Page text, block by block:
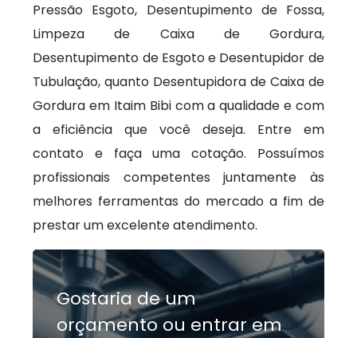
Pressão Esgoto, Desentupimento de Fossa,
Limpeza de Caixa de Gordura,
Desentupimento de Esgoto e Desentupidor de
Tubulação, quanto Desentupidora de Caixa de
Gordura em Itaim Bibi com a qualidade e com
a eficiência que você deseja. Entre em
contato e faça uma cotação. Possuímos
profissionais competentes juntamente às
melhores ferramentas do mercado a fim de
prestar um excelente atendimento.
Gostaria de um
orçamento ou entrar em